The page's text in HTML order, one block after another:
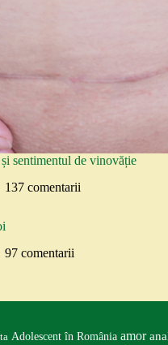
sentimentul de vinovăție
137 comentarii
97 comentarii
Adolescent în România amor